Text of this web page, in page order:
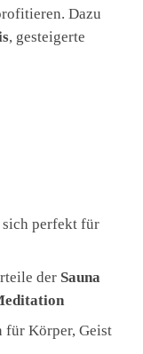
Dazu
, gesteigerte
sich perfekt für
der Sauna
für Körper, Geist